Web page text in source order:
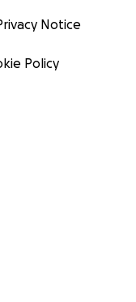
Notice
Policy